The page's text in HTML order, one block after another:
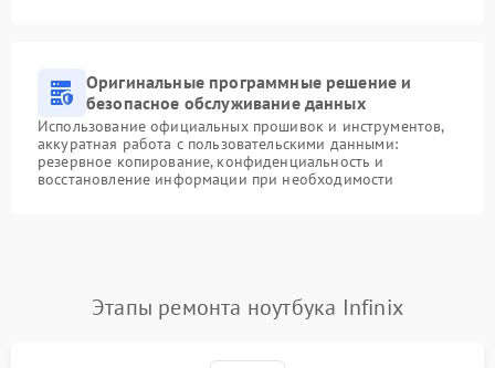
Оригинальные программные решение и
безопасное обслуживание данных
Использование официальных прошивок и инструментов,
аккуратная работа с пользовательскими данными:
резервное копирование, конфиденциальность и
восстановление информации при необходимости
Этапы ремонта ноутбука Infinix